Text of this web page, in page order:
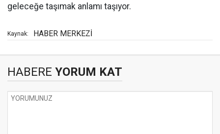
geleceğe taşımak anlamı taşıyor.
Kaynak: HABER MERKEZİ
HABERE YORUM KAT